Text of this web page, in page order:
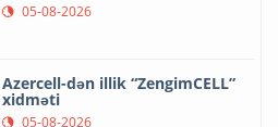
05-08-2026
Azercell-dən illik “ZengimCELL”
xidməti
05-08-2026